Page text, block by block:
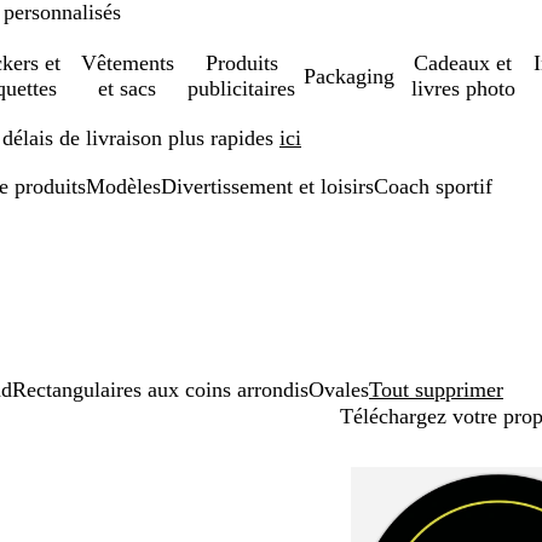
et
Vêtements
et sacs
Produits
publicitaires
Packaging
Cadeaux et
livres photo
de livraison plus rapides ici
produitsModèlesDivertissement et loisirsCoach sportif
Rectangulaires aux coins arrondisOvalesTout supprimer
Téléchargez votre